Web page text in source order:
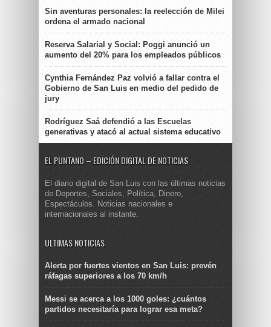
Sin aventuras personales: la reelección de Milei
ordena el armado nacional
Reserva Salarial y Social: Poggi anunció un
aumento del 20% para los empleados públicos
Cynthia Fernández Paz volvió a fallar contra el
Gobierno de San Luis en medio del pedido de
jury
Rodríguez Saá defendió a las Escuelas
generativas y atacó al actual sistema educativo
EL PUNTANO – EDICIÓN DIGITAL DE NOTICIAS
El diario digital de San Luis con las últimas noticias
de Deportes, Sociales, Política, Dinero,
Espectáculos. Noticias nacionales e
internacionales al instante.
ULTIMAS NOTICIAS
Alerta por fuertes vientos en San Luis: prevén
ráfagas superiores a los 70 km/h
Messi se acerca a los 1000 goles: ¿cuántos
partidos necesitaría para lograr esa meta?